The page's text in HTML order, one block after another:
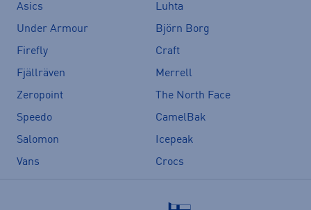
Asics
Luhta
Under Armour
Björn Borg
Firefly
Craft
Fjällräven
Merrell
Zeropoint
The North Face
Speedo
CamelBak
Salomon
Icepeak
Vans
Crocs